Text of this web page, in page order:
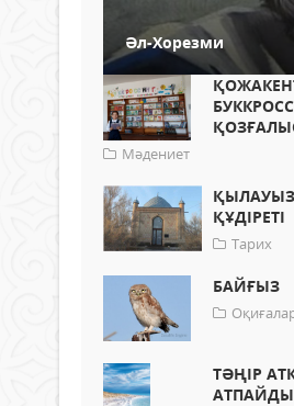
Әл-Хорезми
Мәдениет
ҚҰДІРЕТІ
Тарих
БАЙҒЫЗ
ТӘҢІР
АТПАЙДЫ